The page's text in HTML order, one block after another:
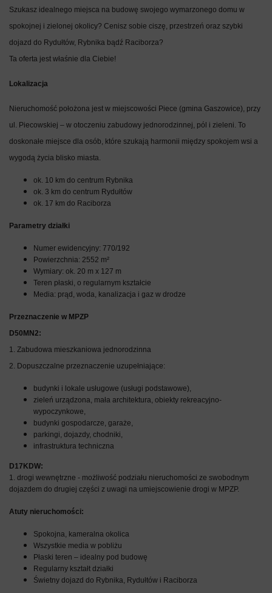
Szukasz idealnego miejsca na budowę swojego wymarzonego domu w
spokojnej i zielonej okolicy? Cenisz sobie ciszę, przestrzeń oraz szybki
dojazd do Rydułtów, Rybnika bądź Raciborza?
Ta oferta jest właśnie dla Ciebie!
Lokalizacja
Nieruchomość położona jest w miejscowości Piece (gmina Gaszowice), przy
ul. Piecowskiej – w otoczeniu zabudowy jednorodzinnej, pól i zieleni. To
doskonałe miejsce dla osób, które szukają harmonii między spokojem wsi a
wygodą życia blisko miasta.
ok. 10 km do centrum Rybnika
ok. 3 km do centrum Rydułtów
ok. 17 km do Raciborza
Parametry działki
Numer ewidencyjny: 770/192
Powierzchnia: 2552 m²
Wymiary: ok. 20 m x 127 m
Teren płaski, o regularnym kształcie
Media: prąd, woda, kanalizacja i gaz w drodze
Przeznaczenie w MPZP
D50MN2:
1. Zabudowa mieszkaniowa jednorodzinna
2. Dopuszczalne przeznaczenie uzupełniające:
budynki i lokale usługowe (usługi podstawowe),
zieleń urządzona, mała architektura, obiekty rekreacyjno-
wypoczynkowe,
budynki gospodarcze, garaże,
parkingi, dojazdy, chodniki,
infrastruktura techniczna
D17KDW:
1. drogi wewnętrzne - możliwość podziału nieruchomości ze swobodnym
dojazdem do drugiej części z uwagi na umiejscowienie drogi w MPZP.
Atuty nieruchomości:
Spokojna, kameralna okolica
Wszystkie media w pobliżu
Płaski teren – idealny pod budowę
Regularny kształt działki
Świetny dojazd do Rybnika, Rydułtów i Raciborza